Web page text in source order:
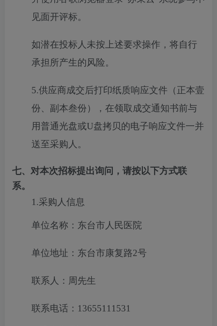
见面开评标。
如潜在投标人未按上述要求操作，将自行
承担所产生的风险。
5.供应商成交后打印纸质响应文件（正本壹
份、副本叁份），在领取成交通知书前与
用普通光盘或U盘拷贝的电子响应文件一并
送至采购人。
七、对本次招标提出询问，请按以下方式联
系。
1.采购人信息
单位名称：东台市人民医院
单位地址：东台市康复路2号
联系人：周先生
联系电话：13655111531